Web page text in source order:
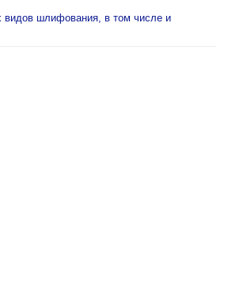
видов шлифования, в том числе и